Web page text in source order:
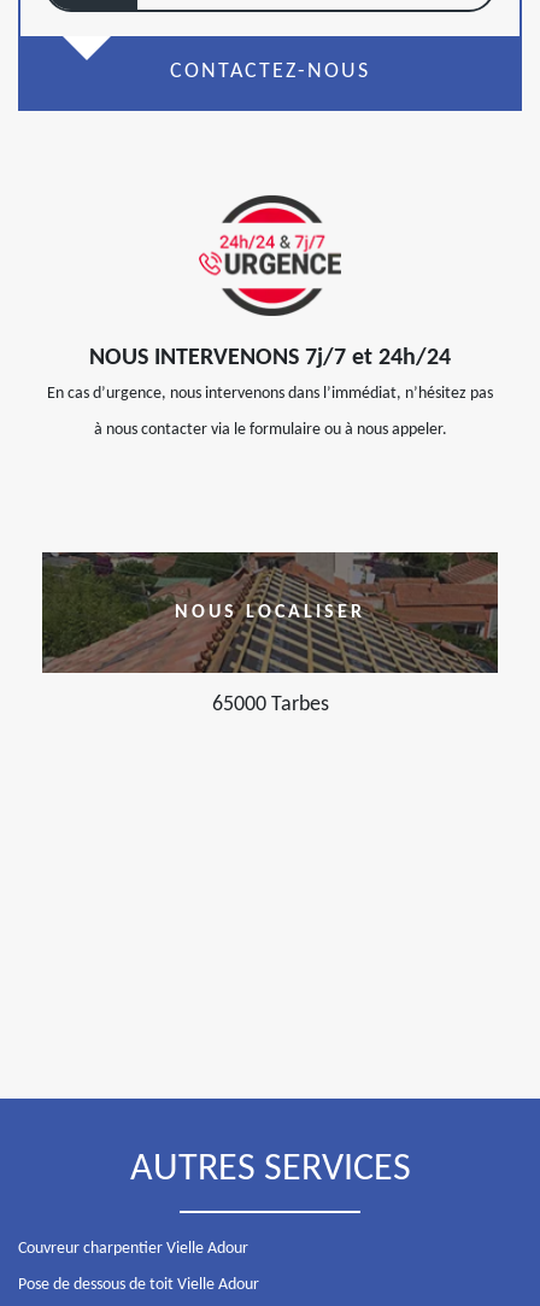
CONTACTEZ-NOUS
NOUS INTERVENONS 7j/7 et 24h/24
En cas d’urgence, nous intervenons dans l’immédiat, n’hésitez pas
à nous contacter via le formulaire ou à nous appeler.
NOUS LOCALISER
65000 Tarbes
AUTRES SERVICES
Couvreur charpentier Vielle Adour
Pose de dessous de toit Vielle Adour